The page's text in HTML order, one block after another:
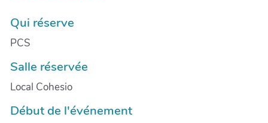
Qui réserve
PCS
Salle réservée
Local Cohesio
Début de l'événement